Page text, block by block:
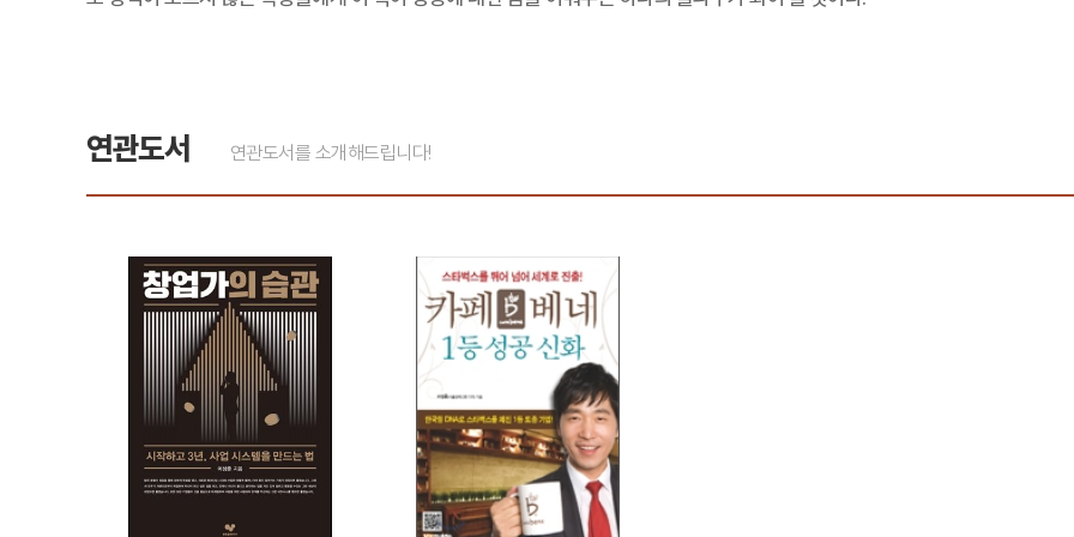
연관도서 연관도서를 소개해드립니다!